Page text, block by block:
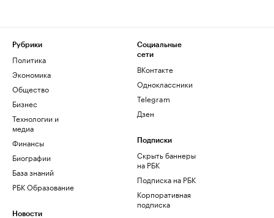
Рубрики
Политика
Экономика
Общество
Бизнес
Технологии и
медиа
Финансы
Биографии
База знаний
РБК Образование
Новости
Социальные
сети
ВКонтакте
Одноклассники
Telegram
Дзен
Подписки
Скрыть баннеры
на РБК
Подписка на РБК
Корпоративная
подписка